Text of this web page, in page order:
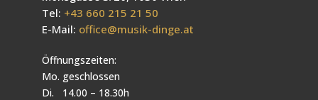
Tel: +43 660 215 21 50
E-Mail: office@musik-dinge.at
Öffnungszeiten:
Mo. geschlossen
Di. 14.00 – 18.30h